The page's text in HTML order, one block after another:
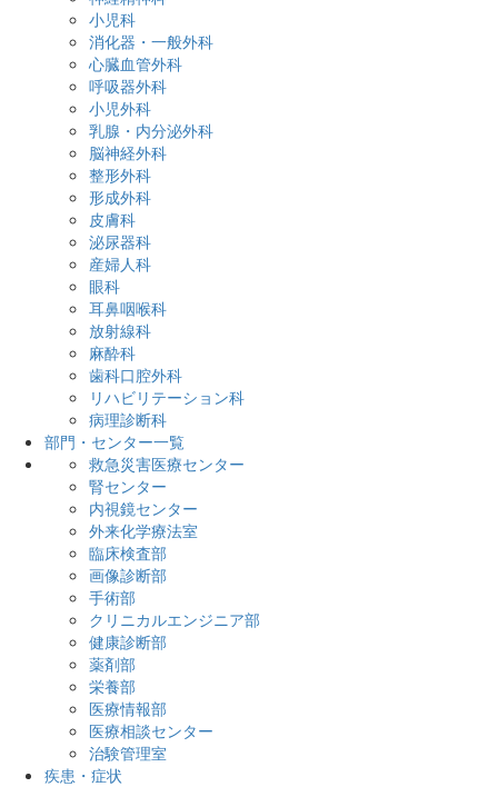
小児科
消化器・一般外科
心臓血管外科
呼吸器外科
小児外科
乳腺・内分泌外科
脳神経外科
整形外科
形成外科
皮膚科
泌尿器科
産婦人科
眼科
耳鼻咽喉科
放射線科
麻酔科
歯科口腔外科
リハビリテーション科
病理診断科
部門・センター一覧
救急災害医療センター
腎センター
内視鏡センター
外来化学療法室
臨床検査部
画像診断部
手術部
クリニカルエンジニア部
健康診断部
薬剤部
栄養部
医療情報部
医療相談センター
治験管理室
疾患・症状